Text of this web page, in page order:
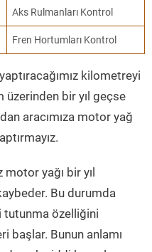
Aks Rulmanları Kontrol
Fren Hortumları Kontrol
kilometreyi
üzerinden bir yıl geçse
aracımıza motor yağ
motor yağı bir yıl
Bu durumda
özelliğini
başlar. Bunun anlamı